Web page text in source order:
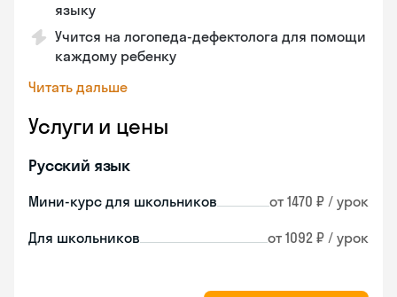
языку
Учится на логопеда-дефектолога для помощи
каждому ребенку
Читать дальше
Услуги и цены
Русский язык
Мини-курс для школьников от 1470 ₽ / урок
Для школьников от 1092 ₽ / урок